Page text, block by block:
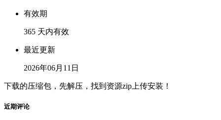
有效期
365 天内有效
最近更新
2026年06月11日
下载的压缩包，先解压，找到资源zip上传安装！
近期评论